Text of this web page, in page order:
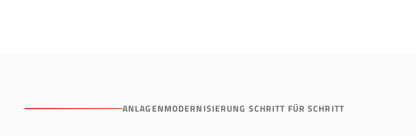
ANLAGENMODERNISIERUNG SCHRITT FÜR SCHRITT